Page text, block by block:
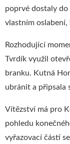
poprvé dostaly
vlastním
Rozhodující
Tvrdík využil
branku. Kutná
ubránit a připsala
Vítězství má pro
pohledu
vyřazovací částí